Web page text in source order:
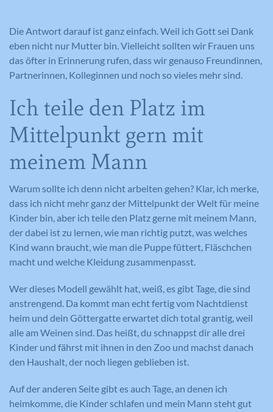
Die Antwort darauf ist ganz einfach. Weil ich Gott sei Dank
eben nicht nur Mutter bin. Vielleicht sollten wir Frauen uns
das öfter in Erinnerung rufen, dass wir genauso Freundinnen,
Partnerinnen, Kolleginnen und noch so vieles mehr sind.
Ich teile den Platz im
Mittelpunkt gern mit
meinem Mann
Warum sollte ich denn nicht arbeiten gehen? Klar, ich merke,
dass ich nicht mehr ganz der Mittelpunkt der Welt für meine
Kinder bin, aber ich teile den Platz gerne mit meinem Mann,
der dabei ist zu lernen, wie man richtig putzt, was welches
Kind wann braucht, wie man die Puppe füttert, Fläschchen
macht und welche Kleidung zusammenpasst.
Wer dieses Modell gewählt hat, weiß, es gibt Tage, die sind
anstrengend. Da kommt man echt fertig vom Nachtdienst
heim und dein Göttergatte erwartet dich total grantig, weil
alle am Weinen sind. Das heißt, du schnappst dir alle drei
Kinder und fährst mit ihnen in den Zoo und machst danach
den Haushalt, der noch liegen geblieben ist.
Auf der anderen Seite gibt es auch Tage, an denen ich
heimkomme, die Kinder schlafen und mein Mann steht gut